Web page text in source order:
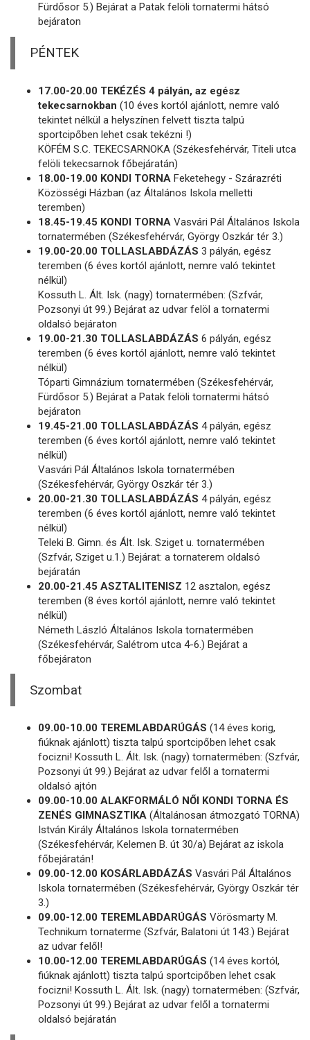
Fürdősor 5.) Bejárat a Patak felöli tornatermi hátsó
bejáraton
PÉNTEK
17.00-20.00 TEKÉZÉS 4 pályán, az egész
tekecsarnokban (10 éves kortól ajánlott, nemre való
tekintet nélkül a helyszínen felvett tiszta talpú
sportcipőben lehet csak tekézni !)
KÖFÉM S.C. TEKECSARNOKA (Székesfehérvár, Titeli utca
felöli tekecsarnok főbejáratán)
18.00-19.00 KONDI TORNA Feketehegy - Szárazréti
Közösségi Házban (az Általános Iskola melletti
teremben)
18.45-19.45 KONDI TORNA Vasvári Pál Általános Iskola
tornatermében (Székesfehérvár, György Oszkár tér 3.)
19.00-20.00 TOLLASLABDÁZÁS 3 pályán, egész
teremben (6 éves kortól ajánlott, nemre való tekintet
nélkül)
Kossuth L. Ált. Isk. (nagy) tornatermében: (Szfvár,
Pozsonyi út 99.) Bejárat az udvar felöl a tornatermi
oldalsó bejáraton
19.00-21.30 TOLLASLABDÁZÁS 6 pályán, egész
teremben (6 éves kortól ajánlott, nemre való tekintet
nélkül)
Tóparti Gimnázium tornatermében (Székesfehérvár,
Fürdősor 5.) Bejárat a Patak felöli tornatermi hátsó
bejáraton
19.45-21.00 TOLLASLABDÁZÁS 4 pályán, egész
teremben (6 éves kortól ajánlott, nemre való tekintet
nélkül)
Vasvári Pál Általános Iskola tornatermében
(Székesfehérvár, György Oszkár tér 3.)
20.00-21.30 TOLLASLABDÁZÁS 4 pályán, egész
teremben (6 éves kortól ajánlott, nemre való tekintet
nélkül)
Teleki B. Gimn. és Ált. Isk. Sziget u. tornatermében
(Szfvár, Sziget u.1.) Bejárat: a tornaterem oldalsó
bejáratán
20.00-21.45 ASZTALITENISZ 12 asztalon, egész
teremben (8 éves kortól ajánlott, nemre való tekintet
nélkül)
Németh László Általános Iskola tornatermében
(Székesfehérvár, Salétrom utca 4-6.) Bejárat a
főbejáraton
Szombat
09.00-10.00 TEREMLABDARÚGÁS (14 éves korig,
fiúknak ajánlott) tiszta talpú sportcipőben lehet csak
focizni! Kossuth L. Ált. Isk. (nagy) tornatermében: (Szfvár,
Pozsonyi út 99.) Bejárat az udvar felől a tornatermi
oldalsó ajtón
09.00-10.00 ALAKFORMÁLÓ NŐI KONDI TORNA ÉS
ZENÉS GIMNASZTIKA (Általánosan átmozgató TORNA)
István Király Általános Iskola tornatermében
(Székesfehérvár, Kelemen B. út 30/a) Bejárat az iskola
főbejáratán!
09.00-12.00 KOSÁRLABDÁZÁS Vasvári Pál Általános
Iskola tornatermében (Székesfehérvár, György Oszkár tér
3.)
09.00-12.00 TEREMLABDARÚGÁS Vörösmarty M.
Technikum tornaterme (Szfvár, Balatoni út 143.) Bejárat
az udvar felől!
10.00-12.00 TEREMLABDARÚGÁS (14 éves kortól,
fiúknak ajánlott) tiszta talpú sportcipőben lehet csak
focizni! Kossuth L. Ált. Isk. (nagy) tornatermében: (Szfvár,
Pozsonyi út 99.) Bejárat az udvar felől a tornatermi
oldalsó bejáratán